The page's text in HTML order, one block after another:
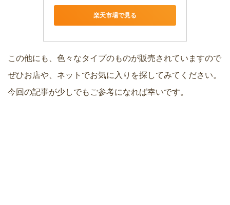
楽天市場で見る
この他にも、色々なタイプのものが販売されていますので
ぜひお店や、ネットでお気に入りを探してみてください。
今回の記事が少しでもご参考になれば幸いです。